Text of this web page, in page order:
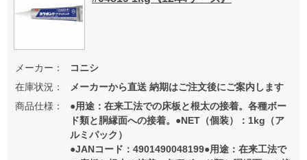
メーカー：
コニシ
在庫状況：
メーカーから直送 納期はご注文後にご案内します
商品仕様：
●用途：在来工法での床板と根太の接着。各種ボー
ド類と胴縁面への接着。●NET（個装）：1kg（ア
ルミパック）
●JANコード：4901490048199●用途：在来工法で